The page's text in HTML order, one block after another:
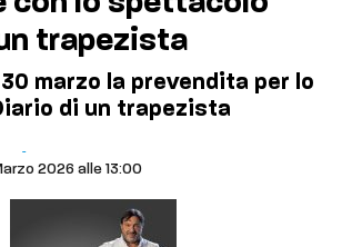
trapezista
marzo la prevendita per lo
di un trapezista
2026 alle 13:00